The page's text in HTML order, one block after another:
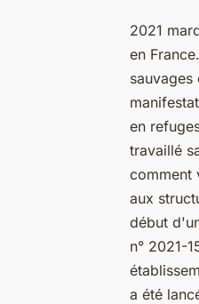
2021
en
en
travaillé
comment
aux
début
n° 2021-
a été